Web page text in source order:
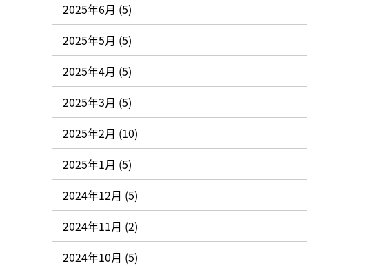
2025年6月 (5)
2025年5月 (5)
2025年4月 (5)
2025年3月 (5)
2025年2月 (10)
2025年1月 (5)
2024年12月 (5)
2024年11月 (2)
2024年10月 (5)